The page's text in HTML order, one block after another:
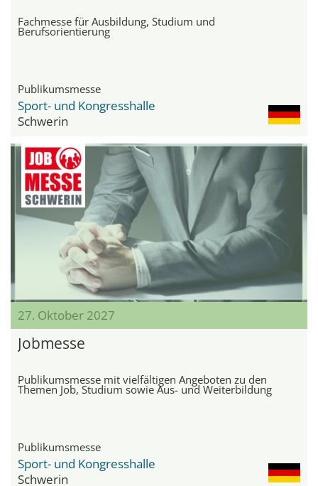
Fachmesse für Ausbildung, Studium und
Berufsorientierung
Publikumsmesse
Sport- und Kongresshalle
Schwerin
27. Oktober 2027
Jobmesse
Publikumsmesse mit vielfältigen Angeboten zu den
Themen Job, Studium sowie Aus- und Weiterbildung
Publikumsmesse
Sport- und Kongresshalle
Schwerin